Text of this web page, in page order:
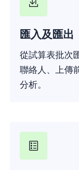
匯入及匯出
從試算表批次
聯絡人、上傳
分析。